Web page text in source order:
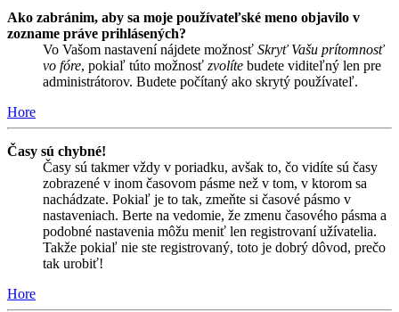
Ako zabránim, aby sa moje používateľské meno objavilo v
zozname práve prihlásených?
Vo Vašom nastavení nájdete možnosť Skryť Vašu prítomnosť
vo fóre, pokiaľ túto možnosť zvolíte budete viditeľný len pre
administrátorov. Budete počítaný ako skrytý používateľ.
Hore
Časy sú chybné!
Časy sú takmer vždy v poriadku, avšak to, čo vidíte sú časy
zobrazené v inom časovom pásme než v tom, v ktorom sa
nachádzate. Pokiaľ je to tak, zmeňte si časové pásmo v
nastaveniach. Berte na vedomie, že zmenu časového pásma a
podobné nastavenia môžu meniť len registrovaní užívatelia.
Takže pokiaľ nie ste registrovaný, toto je dobrý dôvod, prečo
tak urobiť!
Hore